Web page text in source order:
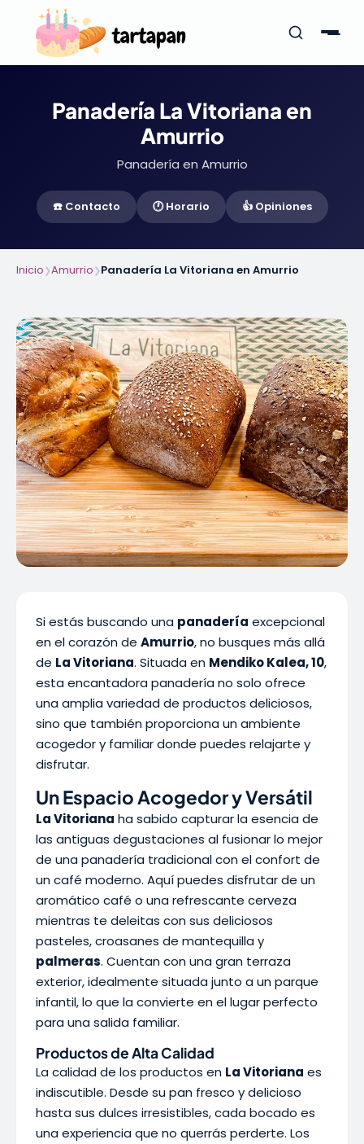
Panadería La Vitoriana en
Amurrio
Panadería en Amurrio
☎️ Contacto 🕐 Horario 👍 Opiniones
Inicio❯Amurrio❯Panadería La Vitoriana en Amurrio
Si estás buscando una panadería excepcional
en el corazón de Amurrio, no busques más allá
de La Vitoriana. Situada en Mendiko Kalea, 10,
esta encantadora panadería no solo ofrece
una amplia variedad de productos deliciosos,
sino que también proporciona un ambiente
acogedor y familiar donde puedes relajarte y
disfrutar.
Un Espacio Acogedor y Versátil
La Vitoriana ha sabido capturar la esencia de
las antiguas degustaciones al fusionar lo mejor
de una panadería tradicional con el confort de
un café moderno. Aquí puedes disfrutar de un
aromático café o una refrescante cerveza
mientras te deleitas con sus deliciosos
pasteles, croasanes de mantequilla y
palmeras. Cuentan con una gran terraza
exterior, idealmente situada junto a un parque
infantil, lo que la convierte en el lugar perfecto
para una salida familiar.
Productos de Alta Calidad
La calidad de los productos en La Vitoriana es
indiscutible. Desde su pan fresco y delicioso
hasta sus dulces irresistibles, cada bocado es
una experiencia que no querrás perderte. Los